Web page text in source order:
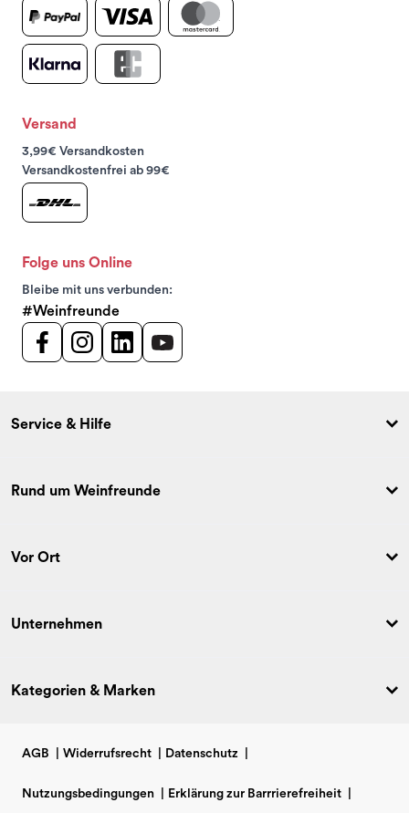
Versand
3,99€ Versandkosten
Versandkostenfrei ab 99€
Folge uns Online
Bleibe mit uns verbunden:
#Weinfreunde
Service & Hilfe
Rund um Weinfreunde
Vor Ort
Unternehmen
Kategorien & Marken
AGB Widerrufsrecht Datenschutz
Nutzungsbedingungen Erklärung zur Barrrierefreiheit